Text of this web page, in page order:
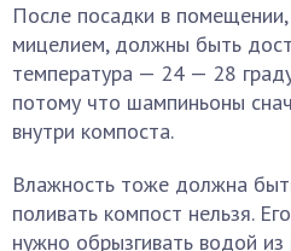
После посадки в
мицелием, должны быть
температура — 24 — 28
потому что шампиньоны
внутри компоста.
Влажность тоже должна
поливать компост нельзя.
нужно обрызгивать водой из